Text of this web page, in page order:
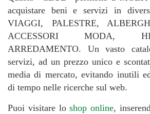
acquistare beni e servizi in
VIAGGI, PALESTRE,
ACCESSORI MODA,
ARREDAMENTO. Un vasto
servizi, ad un prezzo unico e
media di mercato, evitando inutili
di tempo nelle ricerche sul web.
Puoi visitare loshop online,